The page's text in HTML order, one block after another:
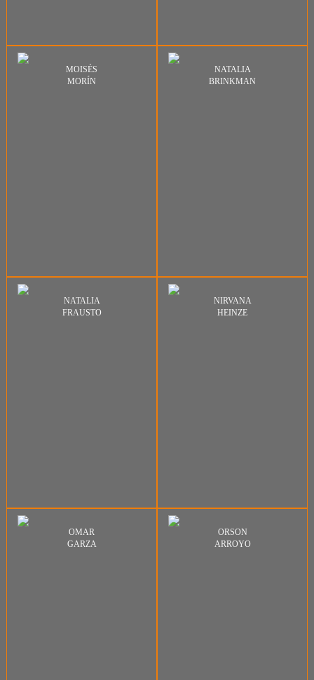
MOISÉS
MORÍN
NATALIA
BRINKMAN
NATALIA
FRAUSTO
NIRVANA
HEINZE
OMAR
GARZA
ORSON
ARROYO